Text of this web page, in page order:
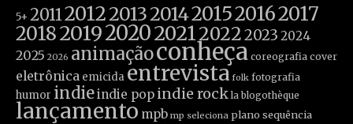
5+ 2011201220132014201520162017
201820192020202120222023 2024
2025 2026 animaçãoconheça coreografia cover
eletrônica emicida entrevista folk fotografia
humor indieindie pop indie rock la blogothèque
lançamento mpb mp seleciona plano sequência